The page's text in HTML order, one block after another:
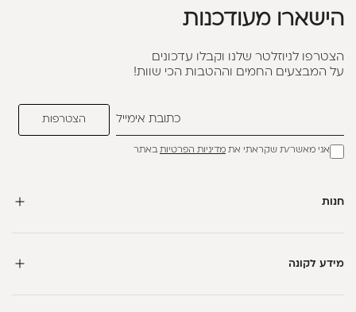
הישארו מעודכנות
הצטרפו לניוזלטר שלנו וקבלו עדכונים
על המבצעים החמים וההטבות הכי שוות!
אני מאשר/ת שקראתי את מדיניות הפרטיותבאתר
חנות
מידע לקונה